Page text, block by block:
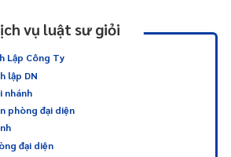
vụ luật sư giỏi
Lập Công Ty
lập DN
nhánh
phòng đại diện
đại diện